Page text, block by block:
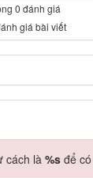
0 đánh giá
giá bài viết
cách là %s để